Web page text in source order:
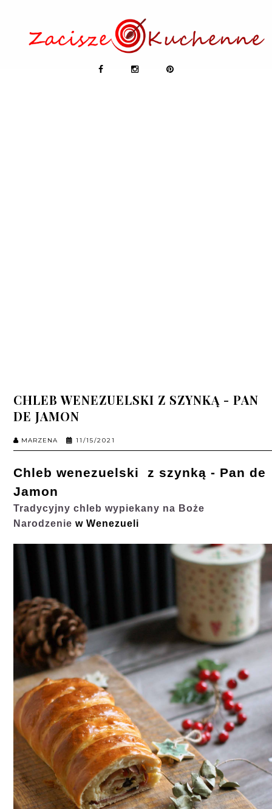
CHLEB WENEZUELSKI Z SZYNKĄ - PAN
DE JAMON
MARZENA 11/15/2021
Chleb wenezuelski z szynką - Pan de
Jamon
Tradycyjny chleb wypiekany na Boże
Narodzenie w Wenezueli